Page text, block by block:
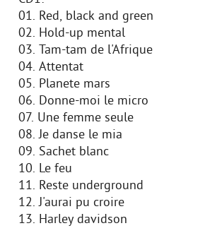
01. Red, black and green
02. Hold-up mental
03. Tam-tam de l'Afrique
04. Attentat
05. Planete mars
06. Donne-moi le micro
07. Une femme seule
08. Je danse le mia
09. Sachet blanc
10. Le feu
11. Reste underground
12. J'aurai pu croire
13. Harley davidson